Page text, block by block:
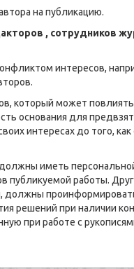
на публикацию.
, сотрудников
интересов,
который может повлиять
основания для
интересах до того, как
иметь
публикуемой работы.
должны
решений при наличии
при работе с